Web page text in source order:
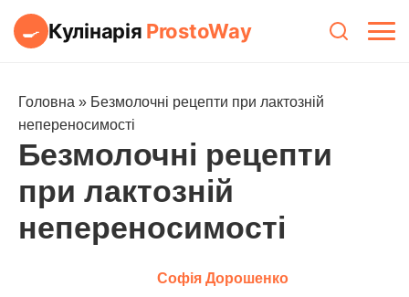
🍳 Кулінарія ProstoWay
Головна » Безмолочні рецепти при лактозній
непереносимості
Безмолочні рецепти
при лактозній
непереносимості
Софія Дорошенко